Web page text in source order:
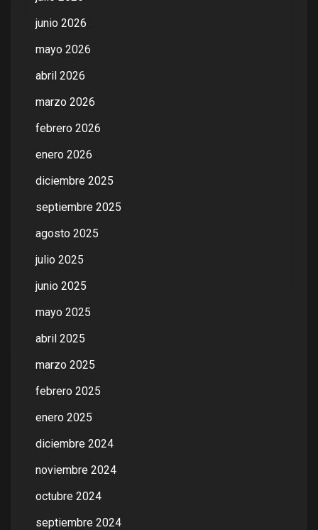
junio 2026
mayo 2026
abril 2026
marzo 2026
febrero 2026
enero 2026
diciembre 2025
septiembre 2025
agosto 2025
julio 2025
junio 2025
mayo 2025
abril 2025
marzo 2025
febrero 2025
enero 2025
diciembre 2024
noviembre 2024
octubre 2024
septiembre 2024